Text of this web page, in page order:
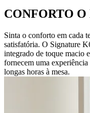
CONFORTO
Sinta o conforto em cada
satisfatória. O Signature
integrado de toque macio
fornecem uma
longas horas à mesa.